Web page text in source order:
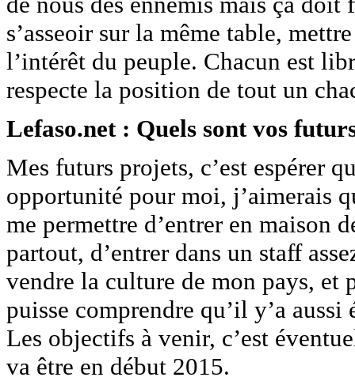
s’asseoir sur la même table,
l’intérêt du peuple. Chacun est
respecte la position de tout un
Lefaso.net : Quels sont vos
Mes futurs projets, c’est espérer
opportunité pour moi, j’aimerais
me permettre d’entrer en maison
partout, d’entrer dans un staff
vendre la culture de mon pays, et
puisse comprendre qu’il y’a
Les objectifs à venir, c’est
va être en début 2015.